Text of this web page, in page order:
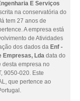
E Serviços
na conservatória do
tem 27 anos de
A empresa está
de Atividades
dos dados da Enf -
Empresas, Lda data do
empresa no
9050-020. Este
que pertence ao